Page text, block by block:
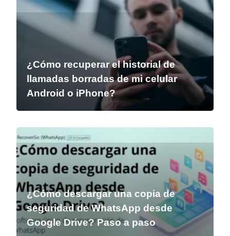
¿Cómo recuperar el historial de
llamadas borradas de mi celular
Android o iPhone?
¿Cómo descargar una copia de
seguridad de WhatsApp desde
Google Drive? Paso a paso